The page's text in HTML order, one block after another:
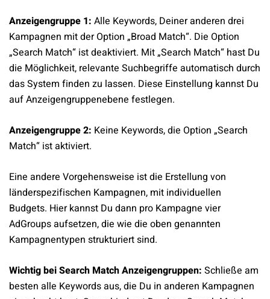
Anzeigengruppe 1: Alle Keywords, Deiner anderen drei
Kampagnen mit der Option „Broad Match“. Die Option
„Search Match“ ist deaktiviert. Mit „Search Match“ hast Du
die Möglichkeit, relevante Suchbegriffe automatisch durch
das System finden zu lassen. Diese Einstellung kannst Du
auf Anzeigengruppenebene festlegen.
Anzeigengruppe 2: Keine Keywords, die Option „Search
Match“ ist aktiviert.
Eine andere Vorgehensweise ist die Erstellung von
länderspezifischen Kampagnen, mit individuellen
Budgets. Hier kannst Du dann pro Kampagne vier
AdGroups aufsetzen, die wie die oben genannten
Kampagnentypen strukturiert sind.
Wichtig bei Search Match Anzeigengruppen: Schließe am
besten alle Keywords aus, die Du in anderen Kampagnen